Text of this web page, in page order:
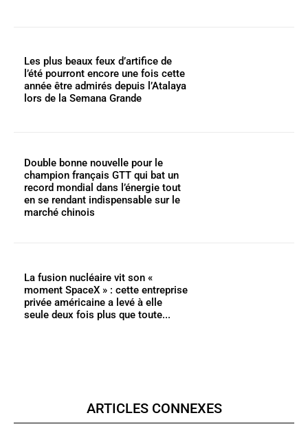
Les plus beaux feux d’artifice de
l’été pourront encore une fois cette
année être admirés depuis l’Atalaya
lors de la Semana Grande
Double bonne nouvelle pour le
champion français GTT qui bat un
record mondial dans l’énergie tout
en se rendant indispensable sur le
marché chinois
La fusion nucléaire vit son «
moment SpaceX » : cette entreprise
privée américaine a levé à elle
seule deux fois plus que toute...
ARTICLES CONNEXES